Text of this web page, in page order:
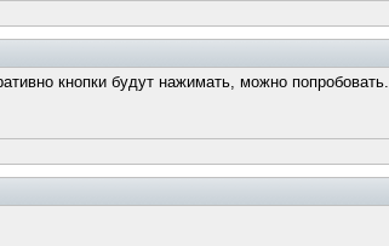
кнопки будут нажимать, можно попробовать.